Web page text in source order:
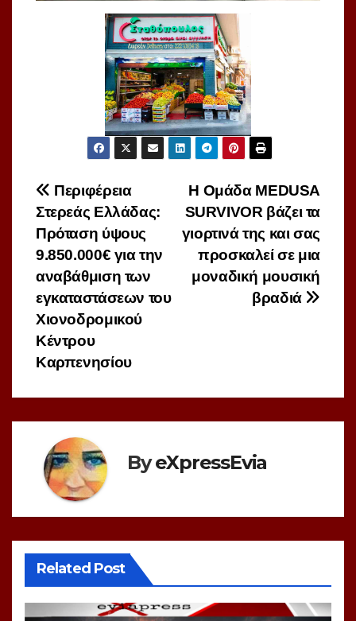
Πλοήγηση
άρθρων
H Ομάδα MEDUSA
SURVIVOR βάζει τα
γιορτινά της και σας
προσκαλεί σε μια
μοναδική μουσική
βραδιά
Περιφέρεια
Στερεάς Ελλάδας:
Πρόταση ύψους
9.850.000€ για την
αναβάθμιση των
εγκαταστάσεων του
Χιονοδρομικού
Κέντρου
Καρπενησίου
ByeXpressEvia
Related Post